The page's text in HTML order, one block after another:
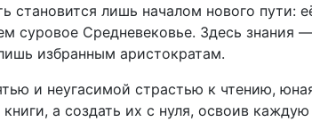
становится лишь началом нового пути:
суровое Средневековье. Здесь знания
избранным аристократам.
и неугасимой страстью к чтению,
книги, а создать их с нуля, освоив